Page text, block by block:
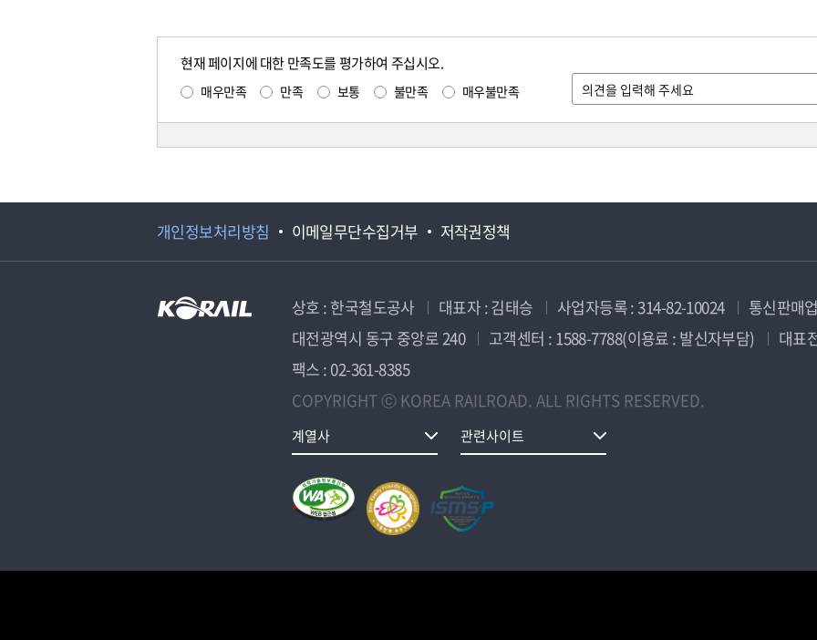
현재 페이지에 대한 만족도를 평가하여 주십시오.
매우만족 만족 보통 불만족 매우불만족
개인정보처리방침 이메일무단수집거부 저작권정책
상호 : 한국철도공사 대표자 : 김태승 사업자등록 : 314-82-10024
통신판매
대전광역시 동구 중앙로 240
고객센터 : 1588-7788(이용료 : 발신자부담)
대표
팩스 : 02-361-8385
COPYRIGHT ⓒ KOREA RAILROAD. ALL RIGHTS RESERVED.
계열사 관련사이트